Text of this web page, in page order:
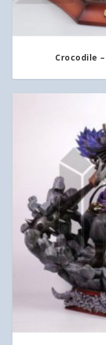
Crocodile